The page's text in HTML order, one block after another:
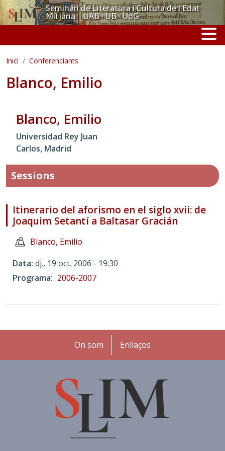
Vés al contingutSeminari de Literatura i Cultura de l'Edat
Mitjana UAB · UB · UdG
Inici Conferenciants
Blanco, Emilio
Blanco, Emilio
Universidad Rey Juan
Carlos, Madrid
Sessions
Itinerario del aforismo en el siglo xvii: de
Joaquim Setantí a Baltasar Gracián
Blanco, Emilio
Data dj., 19 oct. 2006 - 19:30
Programa
2006-2007
Peu
On som Enllaços